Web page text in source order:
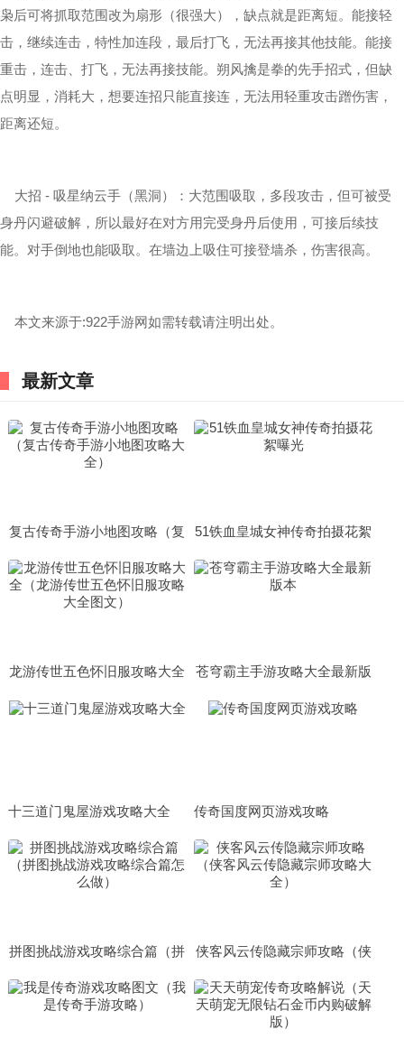
枭后可将抓取范围改为扇形（很强大），缺点就是距离短。能接轻
击，继续连击，特性加连段，最后打飞，无法再接其他技能。能接
重击，连击、打飞，无法再接技能。朔风擒是拳的先手招式，但缺
点明显，消耗大，想要连招只能直接连，无法用轻重攻击蹭伤害，
距离还短。
大招 - 吸星纳云手（黑洞）：大范围吸取，多段攻击，但可被受
身丹闪避破解，所以最好在对方用完受身丹后使用，可接后续技
能。对手倒地也能吸取。在墙边上吸住可接登墙杀，伤害很高。
本文来源于:922手游网如需转载请注明出处。
最新文章
复古传奇手游小地图攻略（复
51铁血皇城女神传奇拍摄花絮
龙游传世五色怀旧服攻略大全
全图文）
苍穹霸主手游攻略大全最新版
十三道门鬼屋游戏攻略大全 传奇国度网页游戏攻略
拼图挑战游戏攻略综合篇（拼
做）
侠客风云传隐藏宗师攻略（侠